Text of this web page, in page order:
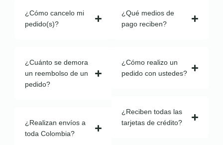
¿Cómo cancelo mi
pedido(s)?
¿Cuánto se demora
un reembolso de un
pedido?
¿Realizan envíos a
toda Colombia?
¿Qué medios de
pago reciben?
¿Cómo realizo un
pedido con ustedes?
¿Reciben todas las
tarjetas de crédito?